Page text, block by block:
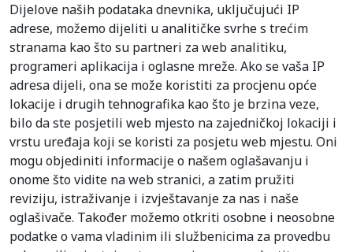
Dijelove naših podataka dnevnika, uključujući IP
adrese, možemo dijeliti u analitičke svrhe s trećim
stranama kao što su partneri za web analitiku,
programeri aplikacija i oglasne mreže. Ako se vaša IP
adresa dijeli, ona se može koristiti za procjenu opće
lokacije i drugih tehnografika kao što je brzina veze,
bilo da ste posjetili web mjesto na zajedničkoj lokaciji i
vrstu uređaja koji se koristi za posjetu web mjestu. Oni
mogu objediniti informacije o našem oglašavanju i
onome što vidite na web stranici, a zatim pružiti
reviziju, istraživanje i izvještavanje za nas i naše
oglašivače. Također možemo otkriti osobne i neosobne
podatke o vama vladinim ili službenicima za provedbu